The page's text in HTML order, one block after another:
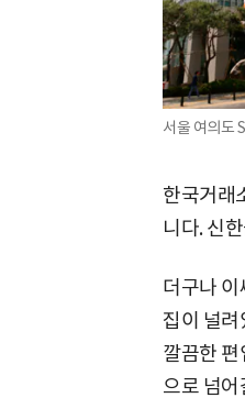
서울 여의도
한국거래
니다. 신
더구나
집이 널
깔끔한 편
으로 넘